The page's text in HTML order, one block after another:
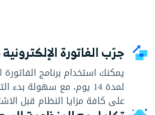
جرّب الفاتورة الإلكترونية
يمكنك استخدام برنامج الفاتورة
لمدة 14 يوم، مع سهولة بدء
على كافة مزايا النظام قبل